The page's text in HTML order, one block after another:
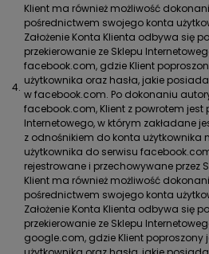
4.
Klient ma również możliwość
pośrednictwem swojego konta
Założenie Konta Klienta odbywa się
przekierowanie ze Sklepu
facebook.com, gdzie Klient
użytkownika oraz hasła, jakie
w facebook.com. Po dokonaniu
facebook.com, Klient z powrotem jest
Internetowego, w którym zakładane
z odnośnikiem do konta użytkownika
użytkownika do serwisu
rejestrowane i przechowywane przez
Klient ma również możliwość
pośrednictwem swojego konta
Założenie Konta Klienta odbywa się
przekierowanie ze Sklepu
google.com, gdzie Klient poproszony